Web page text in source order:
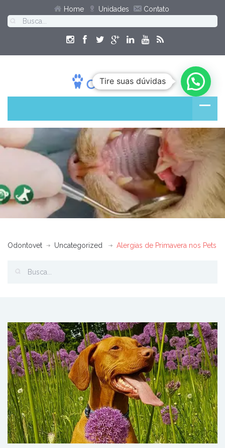
Home Unidades Contato
Odontovet Uncategorized Alergias de Primavera nos Pets
Tire suas dúvidas